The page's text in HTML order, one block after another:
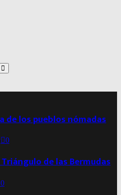
Search
de los pueblos nómadas
0
de las Bermudas
0